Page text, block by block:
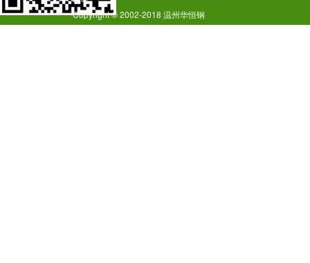
Copyright © 2002-2018 温州华恒钢